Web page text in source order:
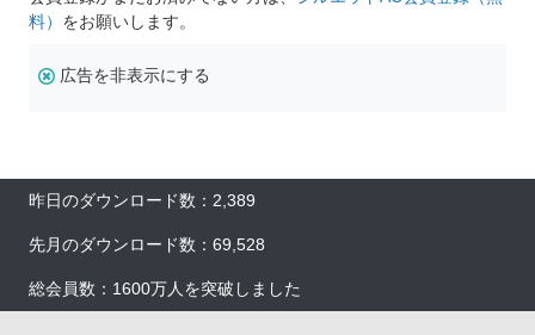
料） をお願いします。
広告を非表示にする
昨日のダウンロード数：2,389
先月のダウンロード数：69,528
総会員数：1600万人を突破しました